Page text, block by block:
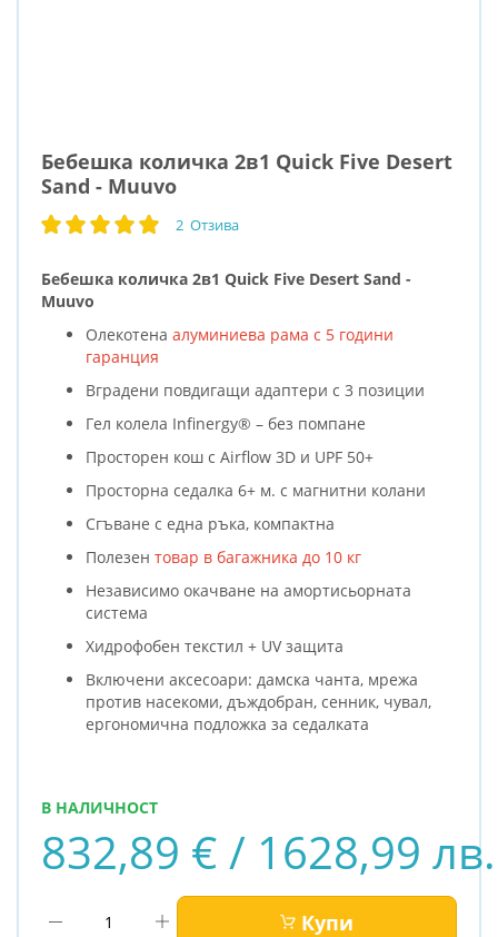
Бебешка количка 2в1 Quick Five Desert
Sand - Muuvo
рейтинг: 2 Отзива
Бебешка количка 2в1 Quick Five Desert Sand -
Muuvo
Олекотена алуминиева рама с 5 години
гаранция
Вградени повдигащи адаптери с 3 позиции
Гел колела Infinergy® – без помпане
Просторен кош с Airflow 3D и UPF 50+
Просторна седалка 6+ м. с магнитни колани
Сгъване с една ръка, компактна
Полезен товар в багажника до 10 кг
Независимо окачване на амортисьорната
система
Хидрофобен текстил + UV защита
Включени аксесоари: дамска чанта, мрежа
против насекоми, дъждобран, сенник, чувал,
ергономична подложка за седалката
832,89 € / 1628,99 лв.
В НАЛИЧНОСТ
Купи